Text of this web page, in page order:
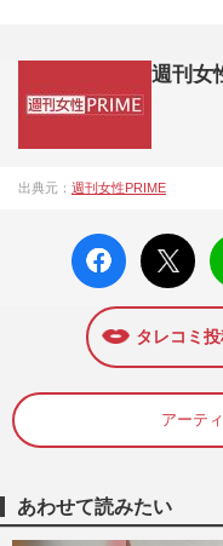
週刊女
成27年）1月に開設され
陣の執筆記事を配信す
面に掲載された記事か
特に関心の高い題材の
しています！
出典元： 週刊女性PRIME
facebo
ok い
X ポス
ト
タレコミ
アーテ
あわせて読みたい